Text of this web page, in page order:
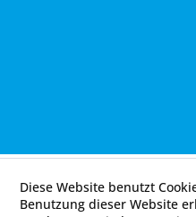
Diese Website benutzt
Benutzung dieser Website